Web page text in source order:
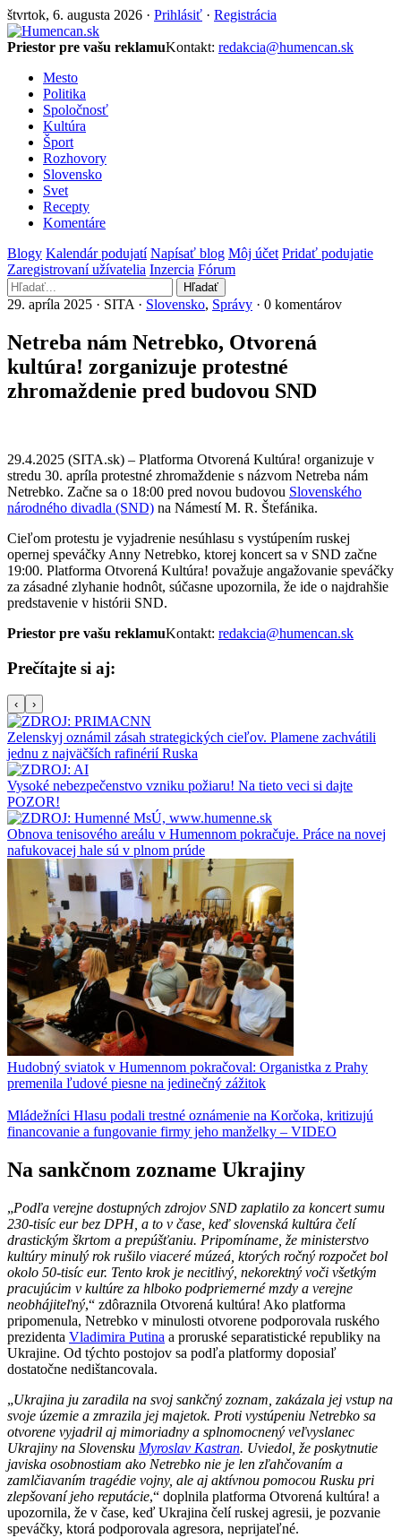
štvrtok, 6. augusta 2026 · Prihlásiť · Registrácia
Priestor pre vašu reklamuKontakt: redakcia@humencan.sk
Mesto
Politika
Spoločnosť
Kultúra
Šport
Rozhovory
Slovensko
Svet
Recepty
Komentáre
Blogy Kalendár podujatí Napísať blog Môj účet Pridať podujatie
Zaregistrovaní užívatelia Inzercia Fórum
Hľadať
29. apríla 2025 · SITA · Slovensko, Správy · 0 komentárov
Netreba nám Netrebko, Otvorená
kultúra! zorganizuje protestné
zhromaždenie pred budovou SND
29.4.2025 (SITA.sk) – Platforma Otvorená Kultúra! organizuje v
stredu 30. apríla protestné zhromaždenie s názvom Netreba nám
Netrebko. Začne sa o 18:00 pred novou budovou Slovenského
národného divadla (SND) na Námestí M. R. Štefánika.
Cieľom protestu je vyjadrenie nesúhlasu s vystúpením ruskej
opernej speváčky Anny Netrebko, ktorej koncert sa v SND začne
19:00. Platforma Otvorená Kultúra! považuje angažovanie speváčky
za zásadné zlyhanie hodnôt, súčasne upozornila, že ide o najdrahšie
predstavenie v histórii SND.
Priestor pre vašu reklamuKontakt: redakcia@humencan.sk
Prečítajte si aj:
‹ ›
Zelenskyj oznámil zásah strategických cieľov. Plamene zachvátili
jednu z najväčších rafinérií Ruska
Vysoké nebezpečenstvo vzniku požiaru! Na tieto veci si dajte
POZOR!
Obnova tenisového areálu v Humennom pokračuje. Práce na novej
nafukovacej hale sú v plnom prúde
Hudobný sviatok v Humennom pokračoval: Organistka z Prahy
premenila ľudové piesne na jedinečný zážitok
Mládežníci Hlasu podali trestné oznámenie na Korčoka, kritizujú
financovanie a fungovanie firmy jeho manželky – VIDEO
Na sankčnom zozname Ukrajiny
„Podľa verejne dostupných zdrojov SND zaplatilo za koncert sumu
230-tisíc eur bez DPH, a to v čase, keď slovenská kultúra čelí
drastickým škrtom a prepúšťaniu. Pripomíname, že ministerstvo
kultúry minulý rok rušilo viaceré múzeá, ktorých ročný rozpočet bol
okolo 50-tisíc eur. Tento krok je necitlivý, nekorektný voči všetkým
pracujúcim v kultúre za hlboko podpriemerné mzdy a verejne
neobhájiteľný,“ zdôraznila Otvorená kultúra! Ako platforma
pripomenula, Netrebko v minulosti otvorene podporovala ruského
prezidenta Vladimira Putina a proruské separatistické republiky na
Ukrajine. Od týchto postojov sa podľa platformy doposiaľ
dostatočne nedištancovala.
„Ukrajina ju zaradila na svoj sankčný zoznam, zakázala jej vstup na
svoje územie a zmrazila jej majetok. Proti vystúpeniu Netrebko sa
otvorene vyjadril aj mimoriadny a splnomocnený veľvyslanec
Ukrajiny na Slovensku Myroslav Kastran. Uviedol, že poskytnutie
javiska osobnostiam ako Netrebko nie je len zľahčovaním a
zamlčiavaním tragédie vojny, ale aj aktívnou pomocou Rusku pri
zlepšovaní jeho reputácie,“ doplnila platforma Otvorená kultúra! a
upozornila, že v čase, keď Ukrajina čelí ruskej agresii, je pozvanie
speváčky, ktorá podporovala agresora, neprijateľné.